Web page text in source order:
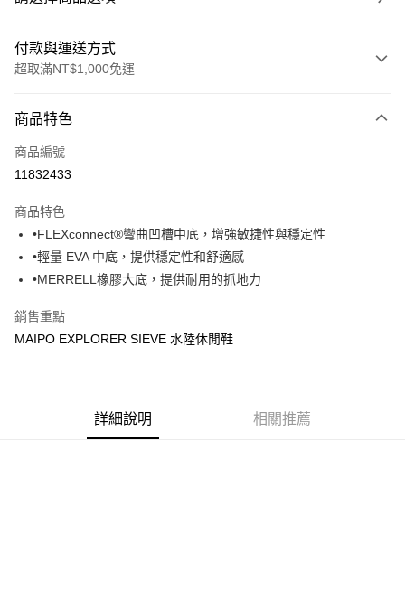
付款與運送方式
超取滿NT$1,000免運
信用卡一次付款
超商取貨付款
運送方式
每筆NT$80，滿NT$1,000(含以上)免運費
商品特色
商品編號
11832433
商品特色
•FLEXconnect®彎曲凹槽中底，增強敏捷性與穩定性
•輕量 EVA 中底，提供穩定性和舒適感
•MERRELL橡膠大底，提供耐用的抓地力
銷售重點
MAIPO EXPLORER SIEVE 水陸休閒鞋
詳細說明 相關推薦